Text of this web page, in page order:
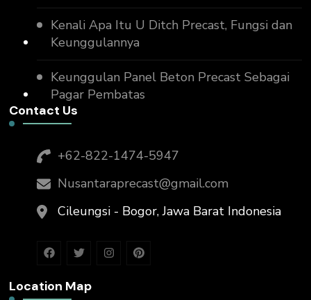
Kenali Apa Itu U Ditch Precast, Fungsi dan
Keunggulannya
Keunggulan Panel Beton Precast Sebagai
Pagar Pembatas
Contact Us
+62-822-1474-5947
Nusantaraprecast@gmail.com
Cileungsi - Bogor, Jawa Barat Indonesia
Location Map